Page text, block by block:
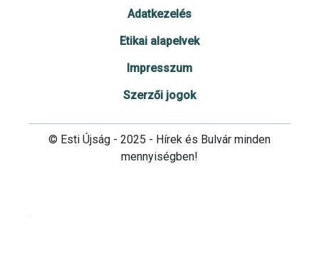
Adatkezelés
Etikai alapelvek
Impresszum
Szerzői jogok
© Esti Újság - 2025 - Hírek és Bulvár minden
mennyiségben!